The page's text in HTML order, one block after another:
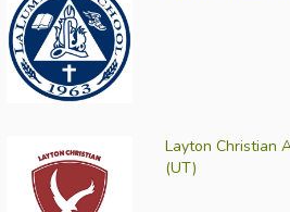
Layton Christian
(UT)